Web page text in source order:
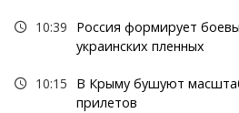
10:39
Россия формирует
украинских пленных
10:15
В Крыму бушуют
прилетов